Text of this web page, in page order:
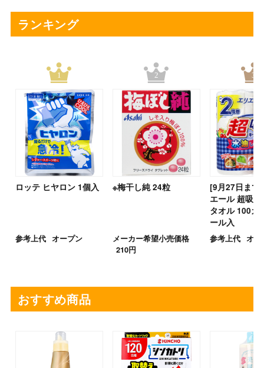
ランキング
1
ロッテ ヒヤロン 1個入
参考上代 オープン
2
※梅干し純 24粒
メーカー希望小売価格
210円
3
[9月27日まで
エール 超吸
タオル 100カ
ール入
参考上代 オー
おすすめ商品